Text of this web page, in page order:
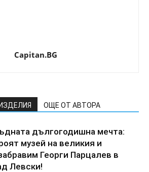
Capitan.BG
ОЩЕ ОТ АВТОРА
дългогодишна мечта:
музей на великия и
Георги Парцалев в
Левски!